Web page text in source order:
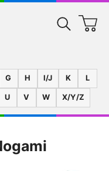
G H I/J K L
U V W X/Y/Z